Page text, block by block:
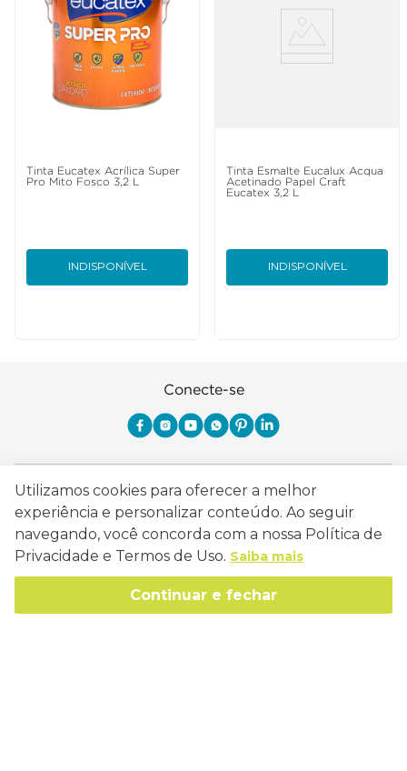
Tinta Eucatex Acrílica Super
Pro Mito Fosco 3,2 L
INDISPONÍVEL
Tinta Esmalte Eucalux Acqua
Acetinado Papel Craft
Eucatex 3,2 L
INDISPONÍVEL
Conecte-se
Como Trabalhamos
Política de Entrega
Política de Privacidade
Trocas e Devoluções
Retire em Loja
Sobre a Eucatex
História
Canal de Ética
Sustentabilidade
Missão, Visão e Valores
Utilizamos cookies para oferecer a melhor
experiência e personalizar conteúdo. Ao seguir
navegando, você concorda com a nossa Política de
Privacidade e Termos de Uso. Saiba mais
Continuar e fechar